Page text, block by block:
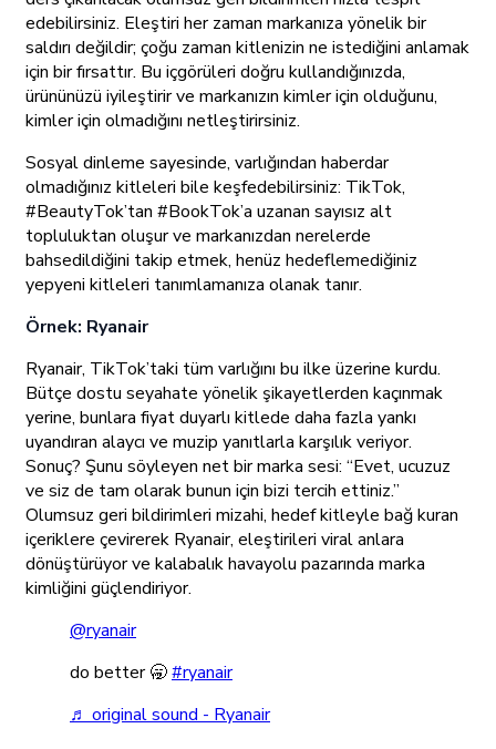
edebilirsiniz. Eleştiri her zaman markanıza yönelik bir
saldırı değildir; çoğu zaman kitlenizin ne istediğini anlamak
için bir fırsattır. Bu içgörüleri doğru kullandığınızda,
ürününüzü iyileştirir ve markanızın kimler için olduğunu,
kimler için olmadığını netleştirirsiniz.
Sosyal dinleme sayesinde, varlığından haberdar
olmadığınız kitleleri bile keşfedebilirsiniz: TikTok,
#BeautyTok’tan #BookTok’a uzanan sayısız alt
topluluktan oluşur ve markanızdan nerelerde
bahsedildiğini takip etmek, henüz hedeflemediğiniz
yepyeni kitleleri tanımlamanıza olanak tanır.
Örnek: Ryanair
Ryanair, TikTok’taki tüm varlığını bu ilke üzerine kurdu.
Bütçe dostu seyahate yönelik şikayetlerden kaçınmak
yerine, bunlara fiyat duyarlı kitlede daha fazla yankı
uyandıran alaycı ve muzip yanıtlarla karşılık veriyor.
Sonuç? Şunu söyleyen net bir marka sesi: “Evet, ucuzuz
ve siz de tam olarak bunun için bizi tercih ettiniz.”
Olumsuz geri bildirimleri mizahi, hedef kitleyle bağ kuran
içeriklere çevirerek Ryanair, eleştirileri viral anlara
dönüştürüyor ve kalabalık havayolu pazarında marka
kimliğini güçlendiriyor.
@ryanair
do better 🥱#ryanair
♬ original sound - Ryanair